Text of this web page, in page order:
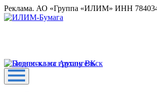
Реклама. АО «Группа «ИЛИМ» ИНН